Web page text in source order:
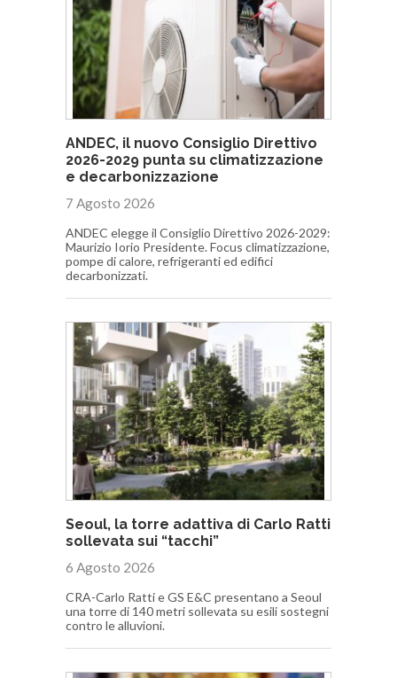
ANDEC, il nuovo Consiglio Direttivo
2026-2029 punta su climatizzazione
e decarbonizzazione
7 Agosto 2026
ANDEC elegge il Consiglio Direttivo 2026-2029:
Maurizio Iorio Presidente. Focus climatizzazione,
pompe di calore, refrigeranti ed edifici
decarbonizzati.
Seoul, la torre adattiva di Carlo Ratti
sollevata sui “tacchi”
6 Agosto 2026
CRA-Carlo Ratti e GS E&C presentano a Seoul
una torre di 140 metri sollevata su esili sostegni
contro le alluvioni.